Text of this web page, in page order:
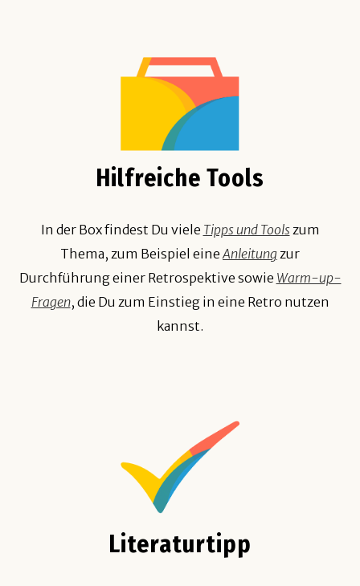
Hilfreiche Tools
In der Box findest Du viele Tipps und Toolszum
Thema, zum Beispiel eine Anleitung zur
Durchführung einer Retrospektive sowie Warm-up-
Fragen, die Du zum Einstieg in eine Retro nutzen
kannst.
Literaturtipp